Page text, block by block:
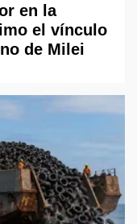
en la
el vínculo
de Milei